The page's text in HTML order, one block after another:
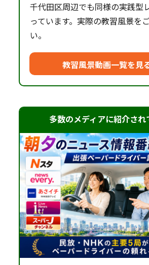
千代田区周辺でも同様の実践型
っています。実際の教習風景を
い。
教習風景動画一覧を見
多数のメディアに紹介され